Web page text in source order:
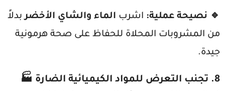
🔹 نصيحة عملية: اشرب الماء والشاي الأخضربدلاً
من المشروبات المحلاة للحفاظ على صحة هرمونية
جيدة.
8. تجنب التعرض للمواد الكيميائية الضارة
🏭